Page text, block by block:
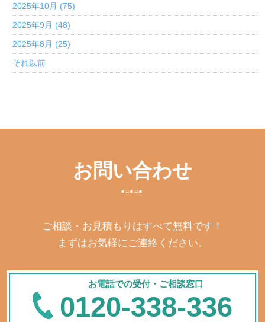
2025年10月 (75)
2025年9月 (48)
2025年8月 (25)
それ以前
お問い合わせ
ご相談・お見積もりはすべて無料です！
まずはお気軽にご連絡ください。
お電話での受付・ご相談窓口
0120-338-336